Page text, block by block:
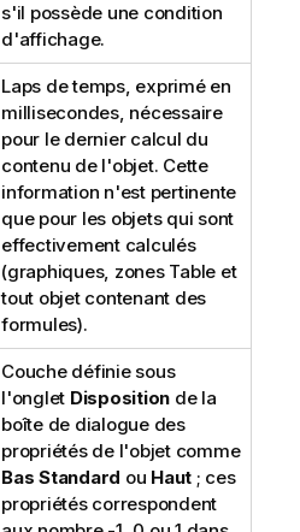
s'il possède une condition
d'affichage.
Laps de temps, exprimé en
millisecondes, nécessaire
pour le dernier calcul du
contenu de l'objet. Cette
information n'est pertinente
que pour les objets qui sont
effectivement calculés
(graphiques, zones Table et
tout objet contenant des
formules).
Couche définie sous
l'onglet Disposition de la
boîte de dialogue des
propriétés de l'objet comme
Bas Standard ou Haut ; ces
propriétés correspondent